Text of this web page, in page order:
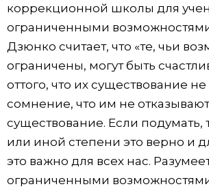
коррекционной школы для
ограниченными
Дзюнко считает, что «те, чьи
ограничены, могут быть
оттого, что их существование не
сомнение, что им не
существование. Если подумать,
или иной степени это верно и
это важно для всех нас.
ограниченными